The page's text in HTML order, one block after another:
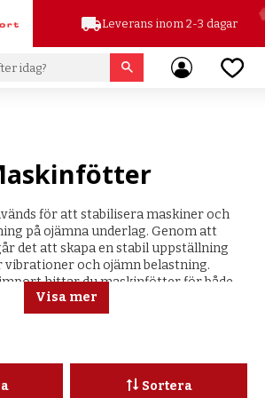
local_shippingLeverans inom 2-3 dagar
för att stabilisera maskiner och
på ojämna underlag. Genom att
det att skapa en stabil uppställning
vibrationer och ojämn belastning.
hittar du maskinfötter för både
krävande installationer inom industri
och produktion.
Visa mer
Sortera